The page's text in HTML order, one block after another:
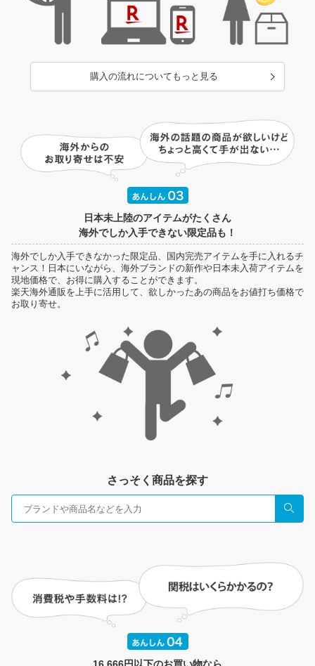
購入の流れについてもっと見る
日本未上陸のアイテムがたくさん
海外でしか入手できない限定品も！
海外でしか入手できなかった限定品、国内完売アイテムを手に入れるチ
ャンス！日本にいながら、海外ブランドの新作や日本未入荷アイテムを
現地価格で、お得に購入することができます。
楽天海外通販を上手に活用して、欲しかったあの商品をお値打ち価格で
お取り寄せ。
さっそく商品を探す
検索